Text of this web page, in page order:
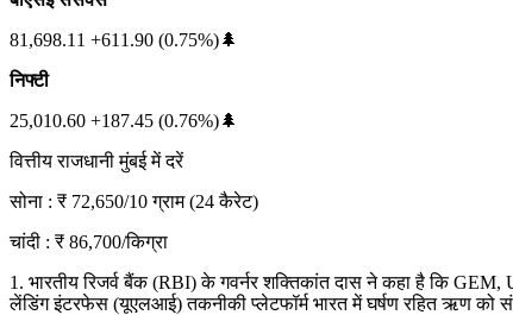
81,698.11 +611.90 (0.75%)🌲
निफ्टी
25,010.60 +187.45 (0.76%)🌲
वित्तीय राजधानी मुंबई में दरें
सोना : ₹ 72,650/10 ग्राम (24 कैरेट)
चांदी : ₹ 86,700/किग्रा
1. भारतीय रिजर्व बैंक (RBI) के गवर्नर शक्तिकांत दास ने कहा है कि GEM,
लेंडिंग इंटरफेस (यूएलआई) तकनीकी प्लेटफॉर्म भारत में घर्षण रहित ऋण को